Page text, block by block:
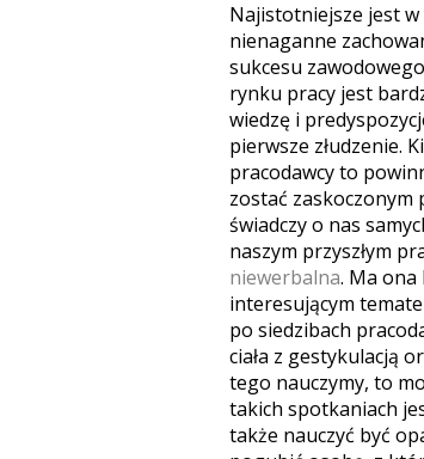
Najistotniejsze jest w
nienaganne
sukcesu
rynku pracy jest
wiedzę i
pierwsze złudzenie.
pracodawcy to
zostać
świadczy o nas
naszym przyszłym
niewerbalna. Ma ona
interesującym
po siedzibach
ciała z gestykulacją
tego nauczymy, to
takich spotkaniach
także nauczyć być